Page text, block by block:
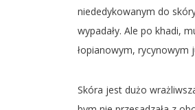
niededykowanym do
wypadały. Ale po khadi,
łopianowym, rycynowym
Skóra jest dużo